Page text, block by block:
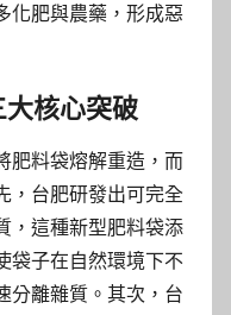
化肥與農藥，形成惡
核心突破
肥料袋熔解重造，而
，台肥研發出可完全
，這種新型肥料袋添
袋子在自然環境下不
分離雜質。其次，台